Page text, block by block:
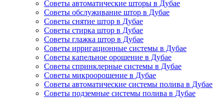
Советы автоматические шторы в Дубае
Советы обслуживание штор в Дубае
Советы снятие штор в Дубае
Советы стирка штор в Дубае
Советы глажка штор в Дубае
Советы ирригационные системы в Дубае
Советы капельное орошение в Дубае
Советы спринклерные системы в Дубае
Советы микроорошение в Дубае
Советы автоматические системы полива в Дубае
Советы подземные системы полива в Дубае